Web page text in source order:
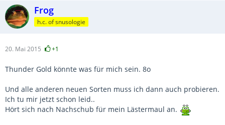
Frog
h.c. of snusologie
20. Mai 2015 +1
Thunder Gold könnte was für mich sein. 8o
Und alle anderen neuen Sorten muss ich dann auch probieren.
Ich tu mir jetzt schon leid..
Hört sich nach Nachschub für mein Lästermaul an.